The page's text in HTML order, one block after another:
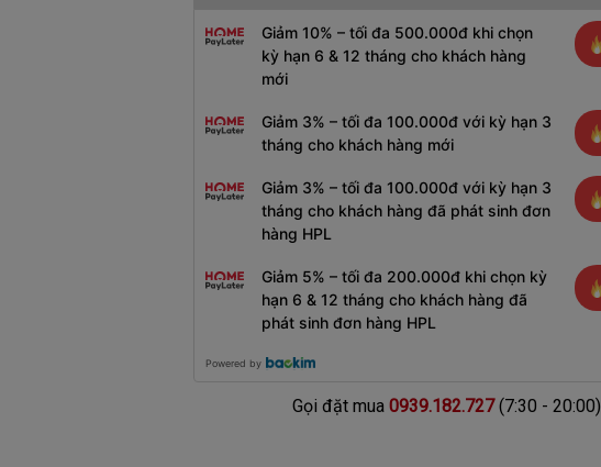
Giảm 10% – tối đa 500.000đ khi chọn
kỳ hạn 6 & 12 tháng cho khách hàng
mới
Giảm 3% – tối đa 100.000đ với kỳ hạn 3
tháng cho khách hàng mới
Giảm 3% – tối đa 100.000đ với kỳ hạn 3
tháng cho khách hàng đã phát sinh đơn
hàng HPL
Giảm 5% – tối đa 200.000đ khi chọn kỳ
hạn 6 & 12 tháng cho khách hàng đã
phát sinh đơn hàng HPL
Powered by
Gọi đặt mua 0939.182.727(7:30 - 20:00)